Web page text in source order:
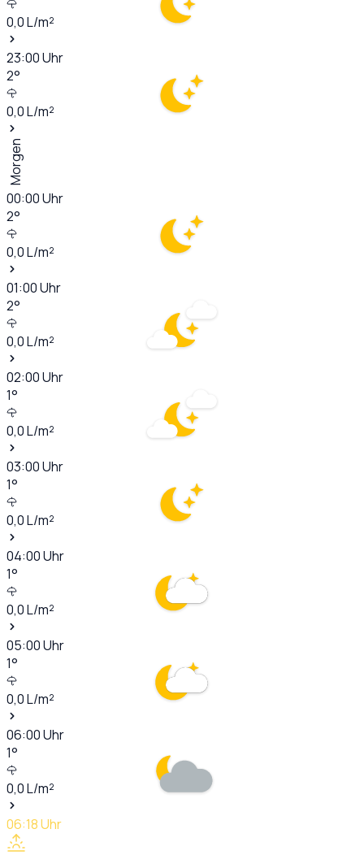
0,0L/m²
23:00Uhr
2°
0,0L/m²
Morgen
00:00Uhr
2°
0,0L/m²
01:00Uhr
2°
0,0L/m²
02:00Uhr
1°
0,0L/m²
03:00Uhr
1°
0,0L/m²
04:00Uhr
1°
0,0L/m²
05:00Uhr
1°
0,0L/m²
06:00Uhr
1°
0,0L/m²
06:18Uhr